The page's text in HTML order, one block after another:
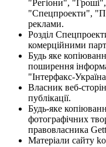
"Регіони",
"Спецпроекти",
реклами.
Розділ
комерційними
Будь яке
поширення
"Інтерфакс-
Власник веб-
публікації.
Будь-яке
фотографічних
правовласника
Матеріали сайту